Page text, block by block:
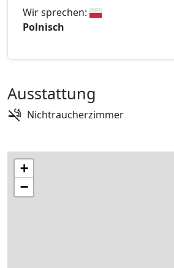
Wir sprechen:
Polnisch
Ausstattung
Nichtraucherzimmer
+
−